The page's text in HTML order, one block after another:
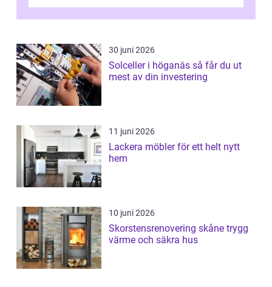
30 juni 2026
Solceller i höganäs så får du ut
mest av din investering
11 juni 2026
Lackera möbler för ett helt nytt
hem
10 juni 2026
Skorstensrenovering skåne trygg
värme och säkra hus